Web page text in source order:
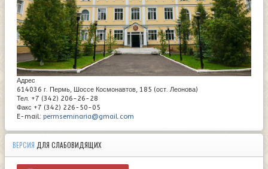
Адрес
614036 г. Пермь, Шоссе Космонавтов, 185 (ост. Леонова)
Тел. +7 (342) 206-26-28
Факс +7 (342) 226-50-05
E-mail: permseminaria@gmail.com
ВЕРСИЯ ДЛЯ СЛАБОВИДЯЩИХ